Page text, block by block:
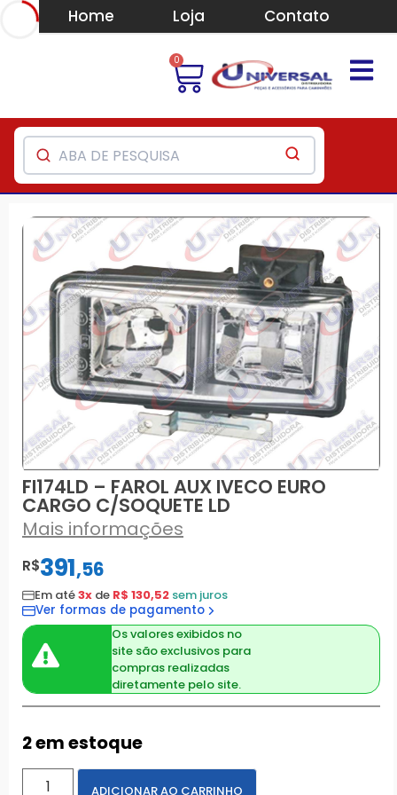
Home Loja Contato
0
FI174LD – FAROL AUX IVECO EURO
CARGO C/SOQUETE LD
Mais informações
R$391,56
Em até3x de R$ 130,52 sem juros
Ver formas de pagamento
Os valores exibidos no
site são exclusivos para
compras realizadas
diretamente pelo site.
2 em estoque
ADICIONAR AO CARRINHO